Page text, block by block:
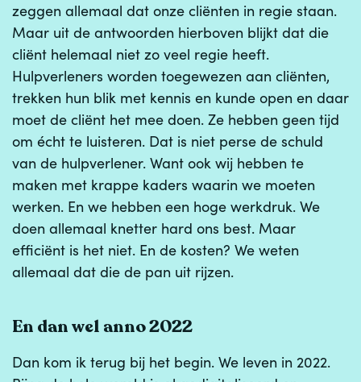
zeggen allemaal dat onze cliënten in regie staan.
Maar uit de antwoorden hierboven blijkt dat die
cliënt helemaal niet zo veel regie heeft.
Hulpverleners worden toegewezen aan cliënten,
trekken hun blik met kennis en kunde open en daar
moet de cliënt het mee doen. Ze hebben geen tijd
om écht te luisteren. Dat is niet perse de schuld
van de hulpverlener. Want ook wij hebben te
maken met krappe kaders waarin we moeten
werken. En we hebben een hoge werkdruk. We
doen allemaal knetter hard ons best. Maar
efficiënt is het niet. En de kosten? We weten
allemaal dat die de pan uit rijzen.
En dan wel anno 2022
Dan kom ik terug bij het begin. We leven in 2022.